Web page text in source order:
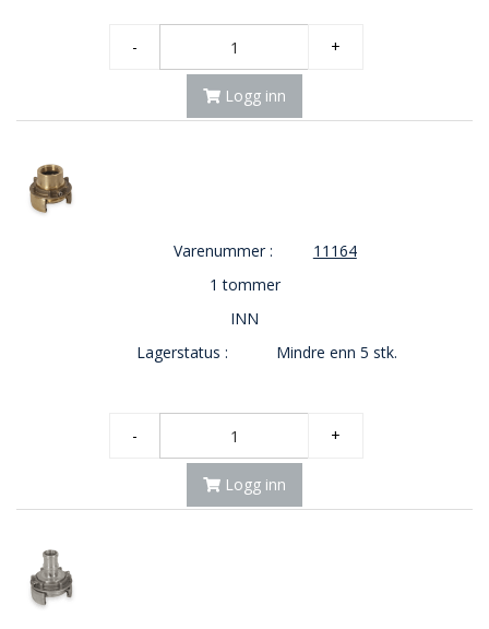
- +
Logg inn
Varenummer :
11164
1 tommer
INN
Lagerstatus :
Mindre enn 5 stk.
- +
Logg inn